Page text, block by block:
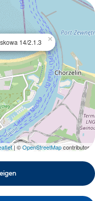
14/2.1.3 ×
| ©OpenStreetMapcontributors